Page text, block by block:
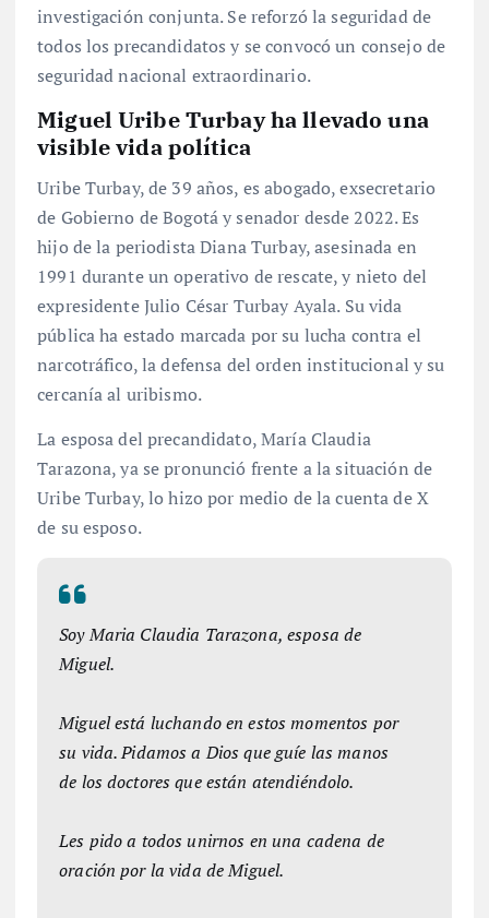
investigación conjunta. Se reforzó la seguridad de
todos los precandidatos y se convocó un consejo de
seguridad nacional extraordinario.
Miguel Uribe Turbay ha llevado una
visible vida política
Uribe Turbay, de 39 años, es abogado, exsecretario
de Gobierno de Bogotá y senador desde 2022. Es
hijo de la periodista Diana Turbay, asesinada en
1991 durante un operativo de rescate, y nieto del
expresidente Julio César Turbay Ayala. Su vida
pública ha estado marcada por su lucha contra el
narcotráfico, la defensa del orden institucional y su
cercanía al uribismo.
La esposa del precandidato, María Claudia
Tarazona, ya se pronunció frente a la situación de
Uribe Turbay, lo hizo por medio de la cuenta de X
de su esposo.
Soy Maria Claudia Tarazona, esposa de
Miguel.
Miguel está luchando en estos momentos por
su vida. Pidamos a Dios que guíe las manos
de los doctores que están atendiéndolo.
Les pido a todos unirnos en una cadena de
oración por la vida de Miguel.